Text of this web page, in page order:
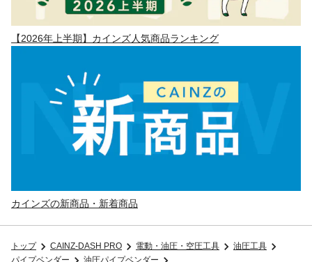
【2026年上半期】カインズ人気商品ランキング
カインズの新商品・新着商品
トップ CAINZ-DASH PRO 電動・油圧・空圧工具
油圧工具
パイプベンダー
油圧パイプベンダー